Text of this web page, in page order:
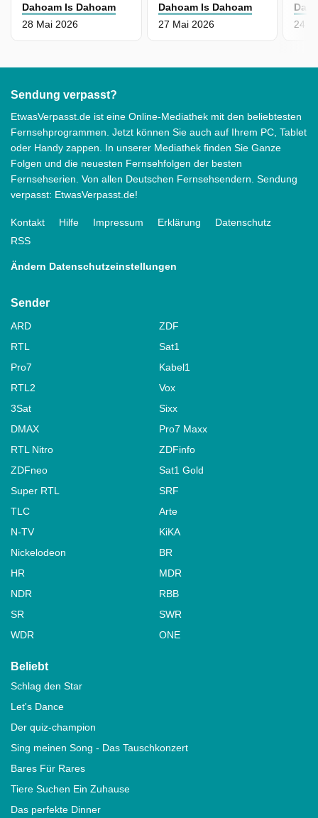
Dahoam Is Dahoam
28 Mai 2026
Dahoam Is Dahoam
27 Mai 2026
24
Sendung verpasst?
EtwasVerpasst.de ist eine Online-Mediathek mit den beliebtesten
Fernsehprogrammen. Jetzt können Sie auch auf Ihrem PC, Tablet
oder Handy zappen. In unserer Mediathek finden Sie Ganze
Folgen und die neuesten Fernsehfolgen der besten
Fernsehserien. Von allen Deutschen Fernsehsendern. Sendung
verpasst: EtwasVerpasst.de!
Kontakt Hilfe Impressum Erklärung
Datenschutz
RSS
Ändern Datenschutzeinstellungen
Sender
ARD
ZDF
RTL
Sat1
Pro7
Kabel1
RTL2
Vox
3Sat
Sixx
DMAX
Pro7 Maxx
RTL Nitro
ZDFinfo
ZDFneo
Sat1 Gold
Super RTL
SRF
TLC
Arte
N-TV
KiKA
Nickelodeon
BR
HR
MDR
NDR
RBB
SR
SWR
WDR
ONE
Beliebt
Schlag den Star
Let's Dance
Der quiz-champion
Sing meinen Song - Das Tauschkonzert
Bares Für Rares
Tiere Suchen Ein Zuhause
Das perfekte Dinner